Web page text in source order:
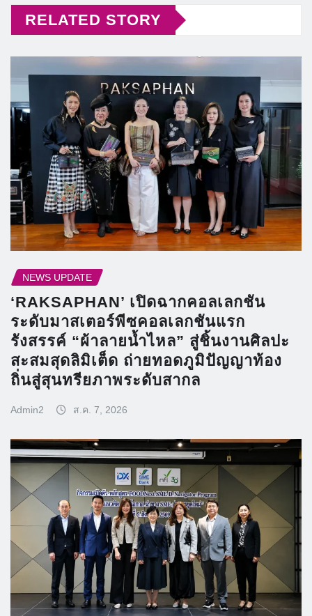
RELATED STORY
NEWS UPDATE
‘RAKSAPHAN’ เปิดฉากคอลเลกชัน
ระดับมาสเตอร์พีซคอลเลกชันแรก
รังสรรค์ “ผ้าลายน้ำไหล” สู่ชิ้นงานศิลปะ
สะสมสุดลิมิเต็ด ถ่ายทอดภูมิปัญญาท้อง
ถิ่นสู่สุนทรียภาพระดับสากล
Admin2 ส.ค. 7, 2026